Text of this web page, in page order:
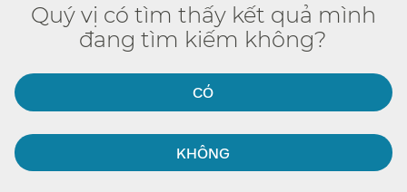
Quý vị có tìm thấy kết quả mình
đang tìm kiếm không?​​
CÓ​​
KHÔNG​​